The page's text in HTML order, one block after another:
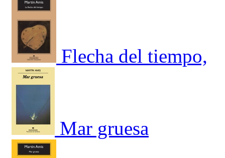
Flecha del tiempo,
Mar gruesa